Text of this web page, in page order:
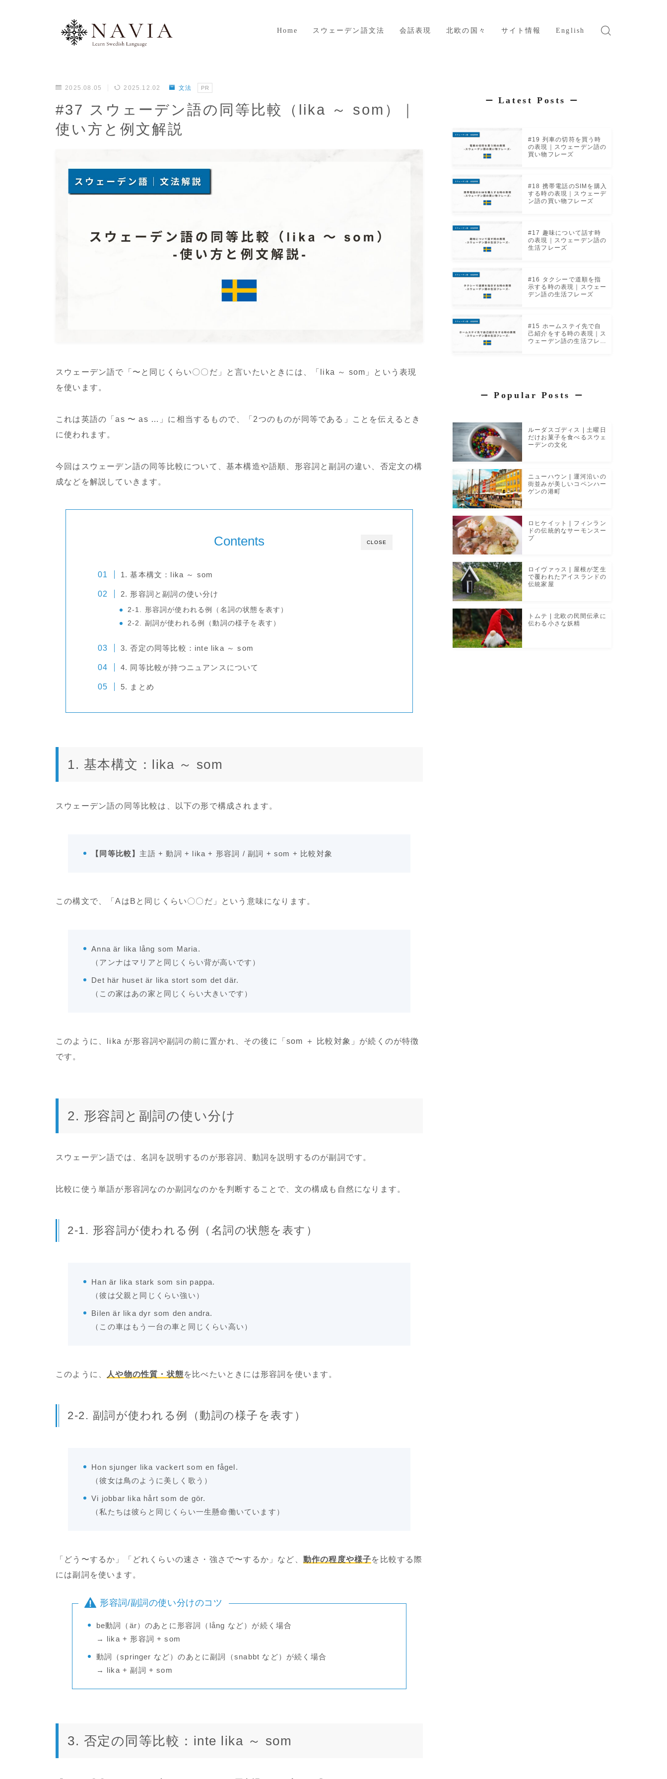
Home スウェーデン語文法 会話表現 北欧の国々
アイスランド
サイト情報 English
2025.08.05 2025.12.02 文法 PR
#37 スウェーデン語の同等比較（lika ～ som）｜
使い方と例文解説
スウェーデン語で「〜と同じくらい〇〇だ」と言いたいときには、「lika ～ som」という表現
を使います。
これは英語の「as 〜 as …」に相当するもので、「2つのものが同等である」ことを伝えるとき
に使われます。
今回はスウェーデン語の同等比較について、基本構造や語順、形容詞と副詞の違い、否定文の構
成などを解説していきます。
CLOSE
Contents
1. 基本構文：lika ～ som
2. 形容詞と副詞の使い分け
2-1. 形容詞が使われる例（名詞の状態を表す）
2-2. 副詞が使われる例（動詞の様子を表す）
3. 否定の同等比較：inte lika ～ som
4. 同等比較が持つニュアンスについて
5. まとめ
1. 基本構文：lika ～ som
スウェーデン語の同等比較は、以下の形で構成されます。
【同等比較】 主語 + 動詞 + lika + 形容詞 / 副詞 + som + 比較対象
この構文で、「AはBと同じくらい〇〇だ」という意味になります。
Anna är lika lång som Maria.
（アンナはマリアと同じくらい背が高いです）
Det här huset är lika stort som det där.
（この家はあの家と同じくらい大きいです）
このように、lika が形容詞や副詞の前に置かれ、その後に「som ＋ 比較対象」が続くのが特徴
です。
2. 形容詞と副詞の使い分け
スウェーデン語では、名詞を説明するのが形容詞、動詞を説明するのが副詞です。
比較に使う単語が形容詞なのか副詞なのかを判断することで、文の構成も自然になります。
2-1. 形容詞が使われる例（名詞の状態を表す）
Han är lika stark som sin pappa.
（彼は父親と同じくらい強い）
Bilen är lika dyr som den andra.
（この車はもう一台の車と同じくらい高い）
このように、 人や物の性質・状態を比べたいときには形容詞を使います。
2-2. 副詞が使われる例（動詞の様子を表す）
Hon sjunger lika vackert som en fågel.
（彼女は鳥のように美しく歌う）
Vi jobbar lika hårt som de gör.
（私たちは彼らと同じくらい一生懸命働いています）
「どう〜するか」「どれくらいの速さ・強さで〜するか」など、 動作の程度や様子を比較する際
には副詞を使います。
形容詞/副詞の使い分けのコツ
be動詞（är）のあとに形容詞（lång など）が続く場合
→ lika + 形容詞 + som
動詞（springer など）のあとに副詞（snabbt など）が続く場合
→ lika + 副詞 + som
3. 否定の同等比較：inte lika ～ som
ー Latest Posts ー
#19 列車の切符を買う時
の表現｜スウェーデン語の
買い物フレーズ
#18 携帯電話のSIMを購入
する時の表現｜スウェーデ
ン語の買い物フレーズ
#17 趣味について話す時
の表現｜スウェーデン語の
生活フレーズ
#16 タクシーで道順を指
示する時の表現｜スウェー
デン語の生活フレーズ
#15 ホームステイ先で自
己紹介をする時の表現｜ス
ウェーデン語の生活フレー
ー Popular Posts ー
ルーダスゴディス | 土曜日
だけお菓子を食べるスウェ
ーデンの文化
ニューハウン | 運河沿いの
街並みが美しいコペンハー
ゲンの港町
ロヒケイット | フィンラン
ドの伝統的なサーモンスー
プ
ロイヴァゥス | 屋根が芝生
で覆われたアイスランドの
伝統家屋
トムテ | 北欧の民間伝承に
伝わる小さな妖精